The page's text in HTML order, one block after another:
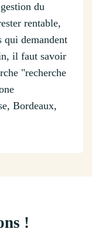
du
rentable,
qui demandent
il faut savoir
"recherche
Bordeaux,
!